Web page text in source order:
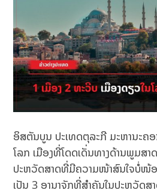
ອິສຕັນບູນ ປະເທດຕຸລະກີ ມະຫານະຄ
ໂລກ ເມືອງທີ່ໂດດເດັ່ນທາງດ້ານພູມສ
ປະຫວັດສາດທີ່ມີຄວາມໜ້າສົນໃຈບໍ່ໜ້ອ
ເປັນ 3 ອານາຈັກທີ່ສຳຄັນໃນປະຫວັດສ